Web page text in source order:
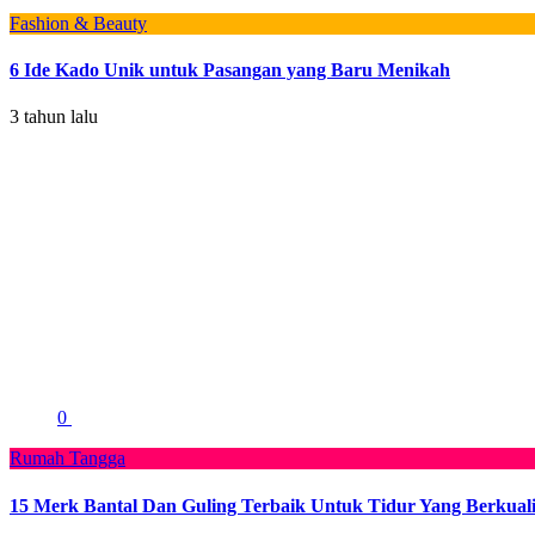
Fashion & Beauty
6 Ide Kado Unik untuk Pasangan yang Baru Menikah
3 tahun lalu
0
Rumah Tangga
15 Merk Bantal Dan Guling Terbaik Untuk Tidur Yang